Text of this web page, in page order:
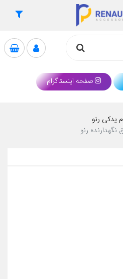
صفحه اینستاگرام
یدکی رنو
نگهدارنده رنو